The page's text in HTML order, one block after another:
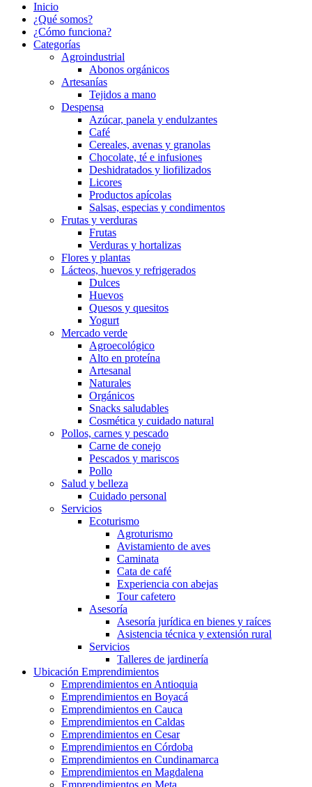
Inicio
¿Qué somos?
¿Cómo funciona?
Categorías
Agroindustrial
Abonos orgánicos
Artesanías
Tejidos a mano
Despensa
Azúcar, panela y endulzantes
Café
Cereales, avenas y granolas
Chocolate, té e infusiones
Deshidratados y liofilizados
Licores
Productos apícolas
Salsas, especias y condimentos
Frutas y verduras
Frutas
Verduras y hortalizas
Flores y plantas
Lácteos, huevos y refrigerados
Dulces
Huevos
Quesos y quesitos
Yogurt
Mercado verde
Agroecológico
Alto en proteína
Artesanal
Naturales
Orgánicos
Snacks saludables
Cosmética y cuidado natural
Pollos, carnes y pescado
Carne de conejo
Pescados y mariscos
Pollo
Salud y belleza
Cuidado personal
Servicios
Ecoturismo
Agroturismo
Avistamiento de aves
Caminata
Cata de café
Experiencia con abejas
Tour cafetero
Asesoría
Asesoría jurídica en bienes y raíces
Asistencia técnica y extensión rural
Servicios
Talleres de jardinería
Ubicación Emprendimientos
Emprendimientos en Antioquia
Emprendimientos en Boyacá
Emprendimientos en Cauca
Emprendimientos en Caldas
Emprendimientos en Cesar
Emprendimientos en Córdoba
Emprendimientos en Cundinamarca
Emprendimientos en Magdalena